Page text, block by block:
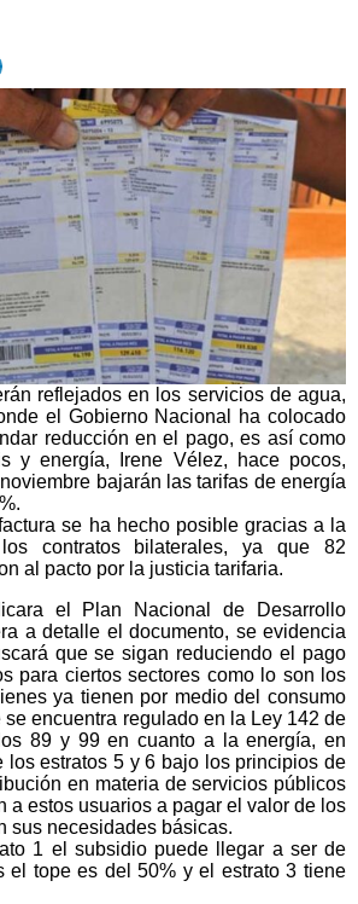
reflejados en los servicios de agua,
el Gobierno Nacional ha colocado
reducción en el pago, es así como
y energía, Irene Vélez, hace pocos,
bajarán las tarifas de energía
se ha hecho posible gracias a la
contratos bilaterales, ya que 82
al pacto por la justicia tarifaria.
el Plan Nacional de Desarrollo
a detalle el documento, se evidencia
que se sigan reduciendo el pago
para ciertos sectores como lo son los
ya tienen por medio del consumo
encuentra regulado en la Ley 142 de
89 y 99 en cuanto a la energía, en
los estratos 5 y 6 bajo los principios de
en materia de servicios públicos
a estos usuarios a pagar el valor de los
sus necesidades básicas.
1 el subsidio puede llegar a ser de
el tope es del 50% y el estrato 3 tiene